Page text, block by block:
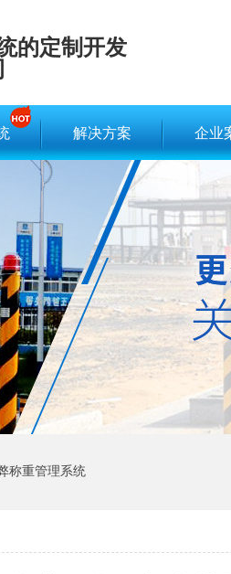
的定制开发
解决方案 企业
称重管理系统